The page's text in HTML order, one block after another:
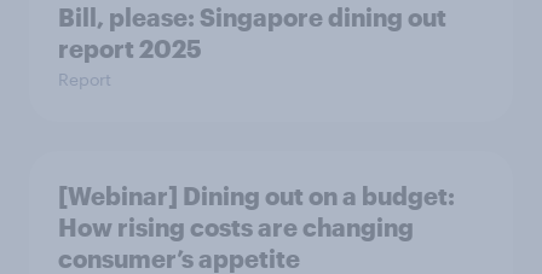
Bill, please:​ Singapore dining out
report 2025​
Report
[Webinar] Dining out on a budget:
How rising costs are changing
consumer’s appetite